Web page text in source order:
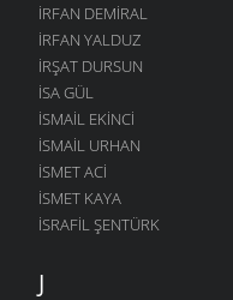
İRFAN DEMIRAL
İRFAN YALDUZ
İRŞAT DURSUN
ISA GÜL
ISMAIL EKINCI
İSMAIL URHAN
İSMET ACI
ISMET KAYA
İSRAFIL ŞENTÜRK
J